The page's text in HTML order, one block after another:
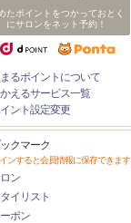
たポイントをつかっておとく
にサロンをネット予約！
るポイントについて
えるサービス一覧
ント設定変更
クマーク
ンすると会員情報に保存できます
ン
イリスト
ポン